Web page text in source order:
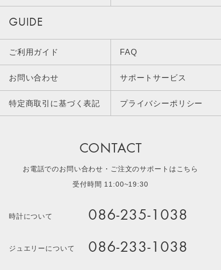
GUIDE
ご利用ガイド FAQ
お問い合わせ サポートサービス
特定商取引に基づく表記 プライバシーポリシー
CONTACT
お電話でのお問い合わせ・ご注文のサポートはこちら
受付時間 11:00~19:30
時計について 086-235-1038
ジュエリーについて 086-233-1038